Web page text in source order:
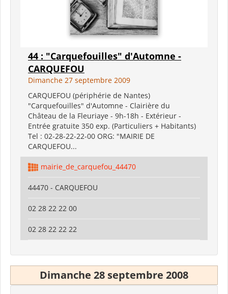
44 : "Carquefouilles" d'Automne -
CARQUEFOU
Dimanche 27 septembre 2009
CARQUEFOU (périphérie de Nantes)
"Carquefouilles" d'Automne - Clairière du
Château de la Fleuriaye - 9h-18h - Extérieur -
Entrée gratuite 350 exp. (Particuliers + Habitants)
Tel : 02-28-22-22-00 ORG: "MAIRIE DE
CARQUEFOU...
mairie_de_carquefou_44470
44470 - CARQUEFOU
02 28 22 22 00
02 28 22 22 22
Dimanche 28 septembre 2008